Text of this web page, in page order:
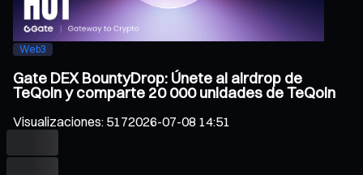
Web3
Gate DEX BountyDrop: Únete al airdrop de
TeQoin y comparte 20 000 unidades de TeQoin
Visualizaciones: 5172026-07-08 14:51